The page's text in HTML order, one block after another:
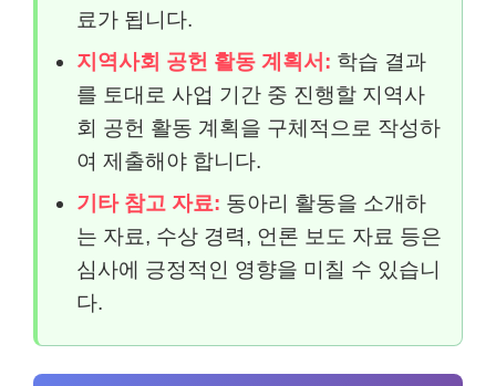
료가 됩니다.
지역사회 공헌 활동 계획서: 학습 결과
를 토대로 사업 기간 중 진행할 지역사
회 공헌 활동 계획을 구체적으로 작성하
여 제출해야 합니다.
기타 참고 자료: 동아리 활동을 소개하
는 자료, 수상 경력, 언론 보도 자료 등은
심사에 긍정적인 영향을 미칠 수 있습니
다.